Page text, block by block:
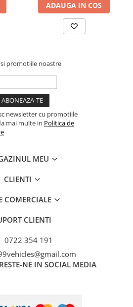
ADAUGA IN COS
promotiile noastre
newsletter cu promotiile
mai multe in Politica de
MEU
CLIENTI
COMERCIALE
CLIENTI
0722 354 191
NE IN SOCIAL MEDIA